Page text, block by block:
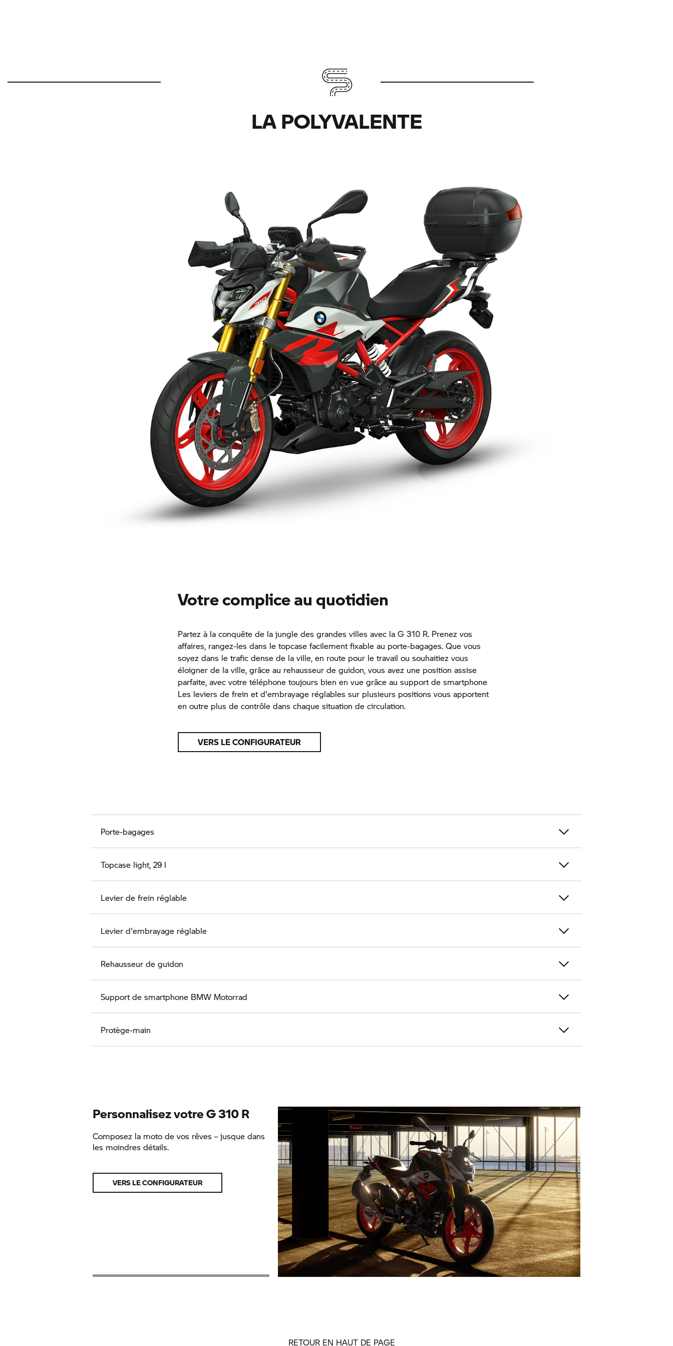
LA POLYVALENTE
Votre complice au quotidien
Partez à la conquête de la jungle des grandes villes avec laG 310 R. Prenez vos
affaires, rangez-les dans le topcase facilement fixable au porte-bagages. Que vous
soyez dans le trafic dense de la ville, en route pour le travail ou souhaitiez vous
éloigner de la ville, grâce au rehausseur de guidon, vous avez une position assise
parfaite, avec votre téléphone toujours bien en vue grâce au support de smartphone
Les leviers de frein et d'embrayage réglables sur plusieurs positions vous apportent
en outre plus de contrôle dans chaque situation de circulation.
VERS LE CONFIGURATEUR
Porte-bagages
Topcase light, 29 l
Levier de frein réglable
Levier d'embrayage réglable
Rehausseur de guidon
Support de smartphone BMW Motorrad
Protège-main
Personnalisez votreG 310 R
Composez la moto de vos rêves – jusque dans
les moindres détails.
VERS LE CONFIGURATEUR
RETOUR EN HAUT DE PAGE